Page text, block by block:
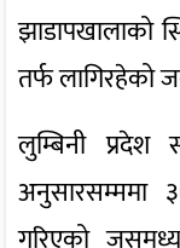
झाडापखालाको
तर्फ लागिरहेको
लुम्बिनी प्रदेश
अनुसारसम्ममा